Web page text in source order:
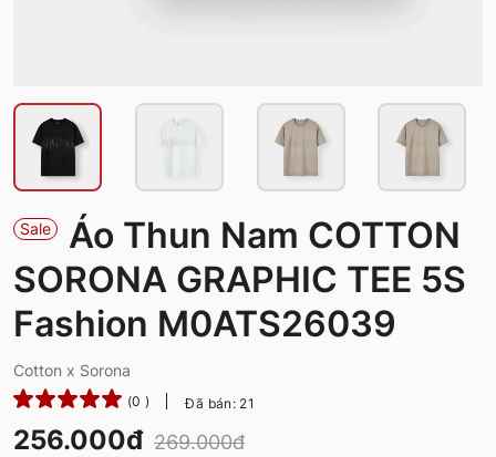
Sale
Áo Thun Nam COTTON
SORONA GRAPHIC TEE 5S
Fashion M0ATS26039
Cotton x Sorona
(0 ) Đã bán: 21
256.000đ 269.000đ